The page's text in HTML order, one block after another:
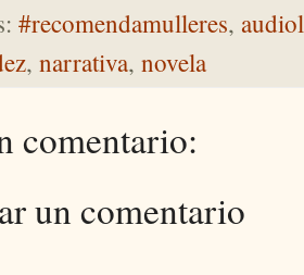
#recomendamulleres,
, narrativa, novela
comentario:
un comentario